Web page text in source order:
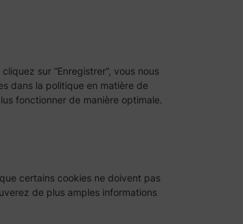
sur “Enregistrer”, vous nous
dans la politique en matière de
fonctionner de manière optimale.
certains cookies ne doivent pas
de plus amples informations